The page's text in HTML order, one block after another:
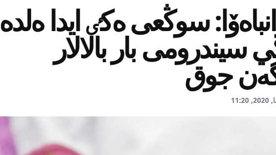
سوڭعى ەكٸ ايدا ەلدە
سيندرومى بار بالالار
جوق